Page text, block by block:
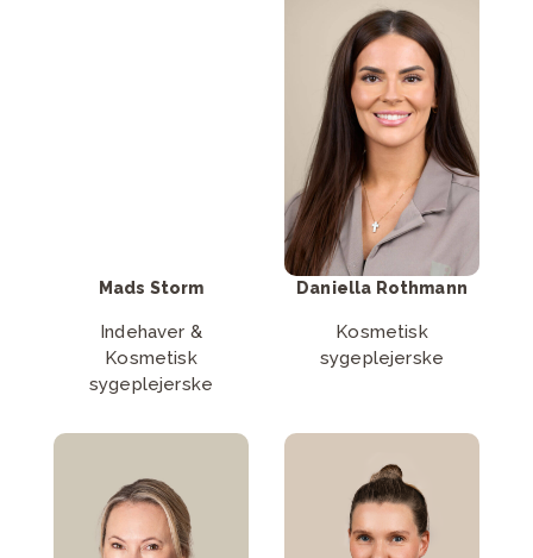
Mads Storm
Indehaver &
Kosmetisk
sygeplejerske
Læs mere om
Daniella
Rothmann
Læs mere
Daniella Rothmann
Kosmetisk
sygeplejerske
Læs mere om
Læs mere om